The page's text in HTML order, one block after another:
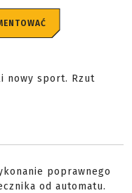
nowy sport. Rzut
poprawnego
od automatu.